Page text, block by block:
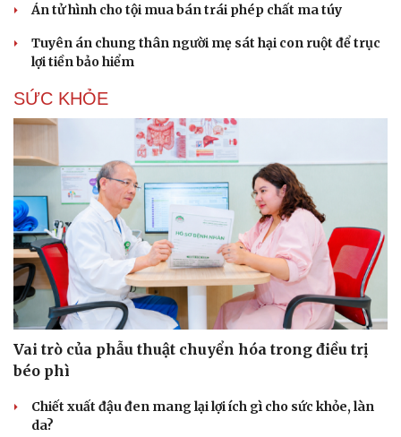
Án tử hình cho tội mua bán trái phép chất ma túy
Tuyên án chung thân người mẹ sát hại con ruột để trục
lợi tiền bảo hiểm
SỨC KHỎE
Vai trò của phẫu thuật chuyển hóa trong điều trị
béo phì
Chiết xuất đậu đen mang lại lợi ích gì cho sức khỏe, làn
da?